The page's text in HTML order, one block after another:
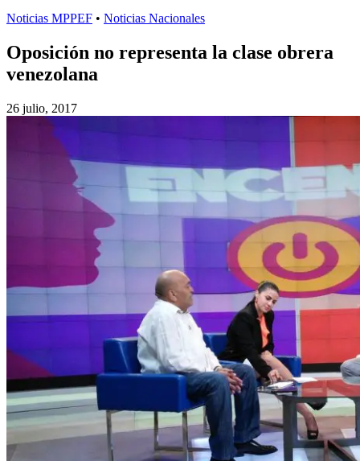
Noticias MPPEF • Noticias Nacionales
Oposición no representa la clase obrera
venezolana
26 julio, 2017